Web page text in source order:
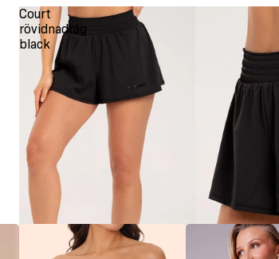
Court
rövidnadrág
black